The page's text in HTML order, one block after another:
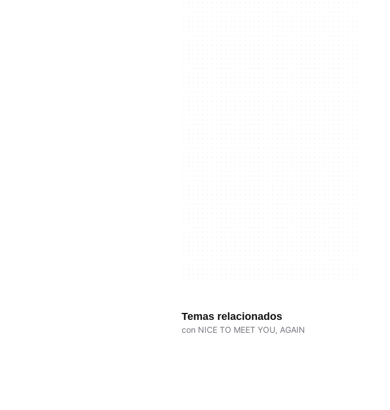
Temas relacionados
con NICE TO MEET YOU, AGAIN